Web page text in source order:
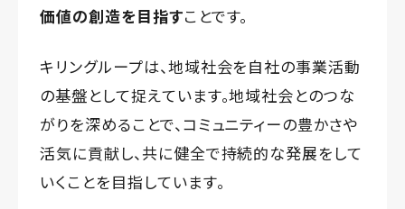
価値の創造を目指すことです。
キリングループは、地域社会を自社の事業活動
の基盤として捉えています。地域社会とのつな
がりを深めることで、コミュニティーの豊かさや
活気に貢献し、共に健全で持続的な発展をして
いくことを目指しています。